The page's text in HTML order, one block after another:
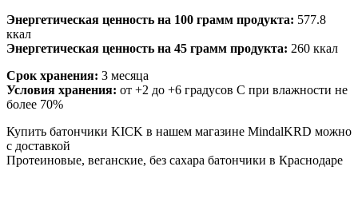
Энергетическая ценность на 100 грамм продукта: 577.8
ккал
Энергетическая ценность на 45 грамм продукта: 260 ккал
Срок хранения: 3 месяца
Условия хранения: от +2 до +6 градусов С при влажности не
более 70%
Купить батончики KICK в нашем магазине MindalKRD можно
с доставкой
Протеиновые, веганские, без сахара батончики в Краснодаре